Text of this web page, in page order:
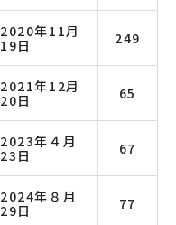
2020年11月
19日
249
2021年12月
20日
65
2023年４月
23日
67
2024年８月
29日
77